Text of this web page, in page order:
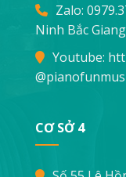
Zalo:
Ninh Bắc Giang
Youtube:
CƠ SỞ 4